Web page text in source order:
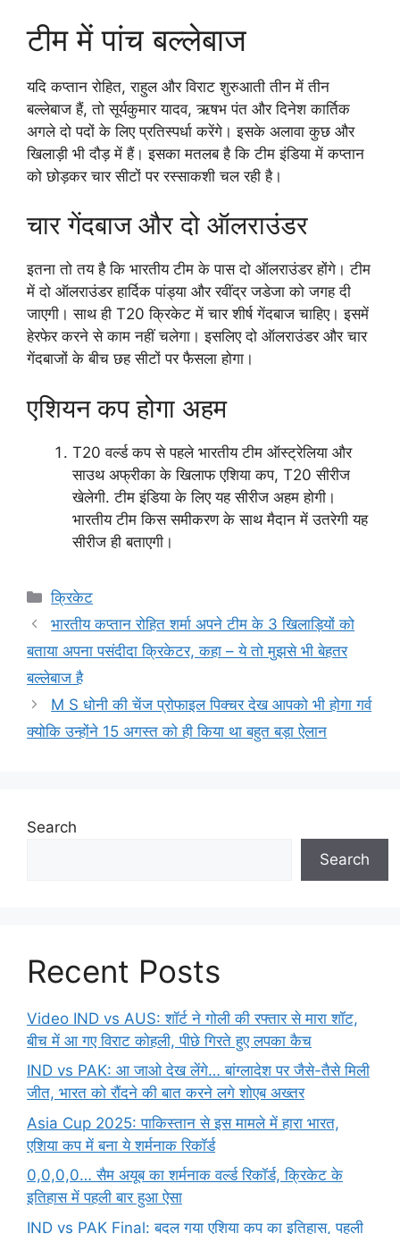
टीम में पांच बल्लेबाज
यदि कप्तान रोहित, राहुल और विराट शुरुआती तीन में तीन
बल्लेबाज हैं, तो सूर्यकुमार यादव, ऋषभ पंत और दिनेश कार्तिक
अगले दो पदों के लिए प्रतिस्पर्धा करेंगे। इसके अलावा कुछ और
खिलाड़ी भी दौड़ में हैं। इसका मतलब है कि टीम इंडिया में कप्तान
को छोड़कर चार सीटों पर रस्साकशी चल रही है।
चार गेंदबाज और दो ऑलराउंडर
इतना तो तय है कि भारतीय टीम के पास दो ऑलराउंडर होंगे। टीम
में दो ऑलराउंडर हार्दिक पांड्या और रवींद्र जडेजा को जगह दी
जाएगी। साथ ही T20 क्रिकेट में चार शीर्ष गेंदबाज चाहिए। इसमें
हेरफेर करने से काम नहीं चलेगा। इसलिए दो ऑलराउंडर और चार
गेंदबाजों के बीच छह सीटों पर फैसला होगा।
एशियन कप होगा अहम
T20 वर्ल्ड कप से पहले भारतीय टीम ऑस्ट्रेलिया और
साउथ अफ्रीका के खिलाफ एशिया कप, T20 सीरीज
खेलेगी. टीम इंडिया के लिए यह सीरीज अहम होगी।
भारतीय टीम किस समीकरण के साथ मैदान में उतरेगी यह
सीरीज ही बताएगी।
Categories
क्रिकेट
भारतीय कप्तान रोहित शर्मा अपने टीम के 3 खिलाड़ियों को
बताया अपना पसंदीदा क्रिकेटर, कहा – ये तो मुझसे भी बेहतर
बल्लेबाज है
M S धोनी की चेंज प्रोफाइल पिक्चर देख आपको भी होगा गर्व
क्योकि उन्होंने 15 अगस्त को ही किया था बहुत बड़ा ऐलान
Search
Search
Recent Posts
Video IND vs AUS: शॉर्ट ने गोली की रफ्तार से मारा शॉट,
बीच में आ गए विराट कोहली, पीछे गिरते हुए लपका कैच
IND vs PAK: आ जाओ देख लेंगे… बांग्लादेश पर जैसे-तैसे मिली
जीत, भारत को रौंदने की बात करने लगे शोएब अख्तर
Asia Cup 2025: पाकिस्तान से इस मामले में हारा भारत,
एशिया कप में बना ये शर्मनाक रिकॉर्ड
0,0,0,0… सैम अयूब का शर्मनाक वर्ल्ड रिकॉर्ड, क्रिकेट के
इतिहास में पहली बार हुआ ऐसा
IND vs PAK Final: बदल गया एशिया कप का इतिहास, पहली